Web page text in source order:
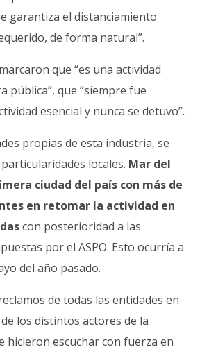
garantiza el distanciamiento
de forma natural”.
que “es una actividad
pública”, que “siempre fue
esencial y nunca se detuvo”.
propias de esta industria, se
locales. Mar del
ciudad del país con más de
en retomar la actividad en
con posterioridad a las
por el ASPO. Esto ocurría a
del año pasado.
de todas las entidades en
los distintos actores de la
hicieron escuchar con fuerza en